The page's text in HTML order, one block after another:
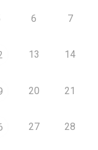
6 7
13 14
20 21
27 28